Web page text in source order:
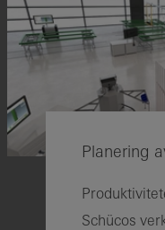
Planering
Schücos